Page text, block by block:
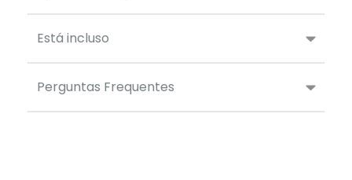
Está incluso
Perguntas Frequentes